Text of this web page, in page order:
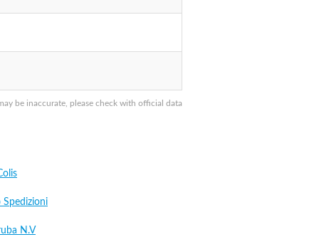
be inaccurate, please check with official data
Spedizioni
N.V